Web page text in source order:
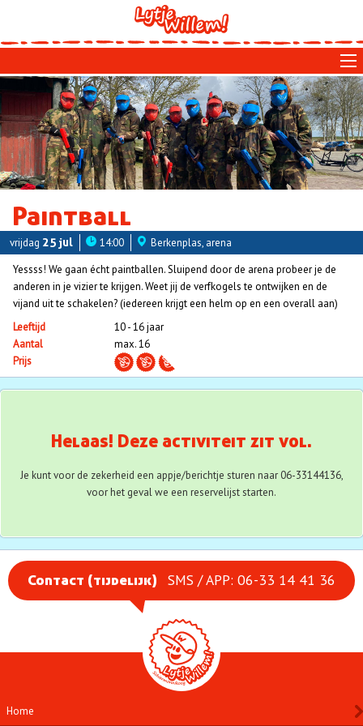
main
Paintball
vrijdag 25 jul 14:00
Berkenplas, arena
Yessss! We gaan écht paintballen. Sluipend door de arena probeer je de
anderen in je vizier te krijgen. Weet jij de verfkogels te ontwijken en de
vijand uit te schakelen? (iedereen krijgt een helm op en een overall aan)
Leeftijd
10 - 16 jaar
Aantal
max. 16
Prijs
Helaas! Deze activiteit zit vol.
Je kunt voor de zekerheid een appje/berichtje sturen naar 06-33144136,
voor het geval we een reservelijst starten.
Contact (tijdelijk) SMS / APP: 06-33 14 41 36
Home